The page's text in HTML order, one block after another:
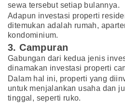
sewa tersebut setiap bulannya.
Adapun investasi properti
ditemukan adalah rumah,
kondominium.
3. Campuran
Gabungan dari kedua jenis
dinamakan investasi properti
Dalam hal ini, properti yang
untuk menjalankan usaha dan
tinggal, seperti ruko.